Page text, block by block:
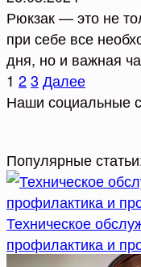
Рюкзак — это не
при себе все
дня, но и важная
Пагинация
записей
1 23 Далее
Наши социальные
Популярные
Техническое
профилактика и